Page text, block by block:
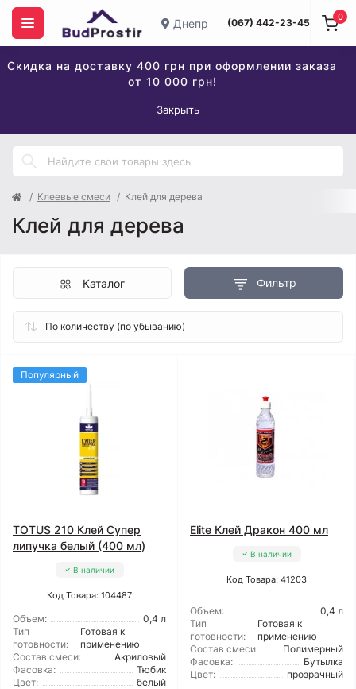
Днепр (067) 442-23-45
Скидка на доставку 400 грн при оформлении заказа
от 10 000 грн!
Закрыть
0
Клеевые смеси Клей для дерева
Клей для дерева
Фильтр
Каталог
Популярный
TOTUS 210 Клей Супер
липучка белый (400 мл)
В наличии
Код Товара: 104487
Объем:
0,4 л
Тип
готовности:
Готовая к
применению
Состав смеси:
Акриловый
Фасовка:
Тюбик
Цвет:
белый
Elite Клей Дракон 400 мл
В наличии
Код Товара: 41203
Объем:
0,4 л
Тип
готовности:
Готовая к
применению
Состав смеси:
Полимерный
Фасовка:
Бутылка
Цвет:
прозрачный